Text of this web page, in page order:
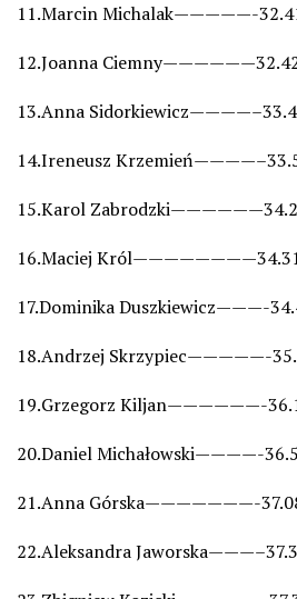
11.Marcin Michalak—————-
12.Joanna
13.Anna
14.Ireneusz
15.Karol
16.Maciej
17.Dominika Duszkiewicz———-
18.Andrzej Skrzypiec—————-
19.Grzegorz Kiljan——————-
20.Daniel Michałowski————-
21.Anna Górska———————-
22.Aleksandra